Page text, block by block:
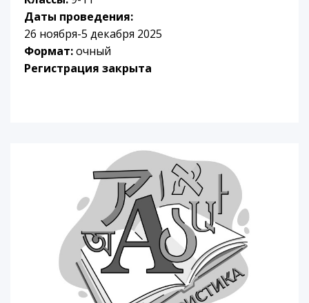
Даты проведения:
26 ноября-5 декабря 2025
Формат:очный
Регистрация закрыта